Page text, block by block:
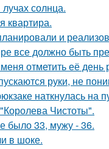
солнца.
квартира.
и
все должно быть
отметить её
руки, не
наткнулась на
Чистоты".
было 33, мужу - 36.
в шоке.